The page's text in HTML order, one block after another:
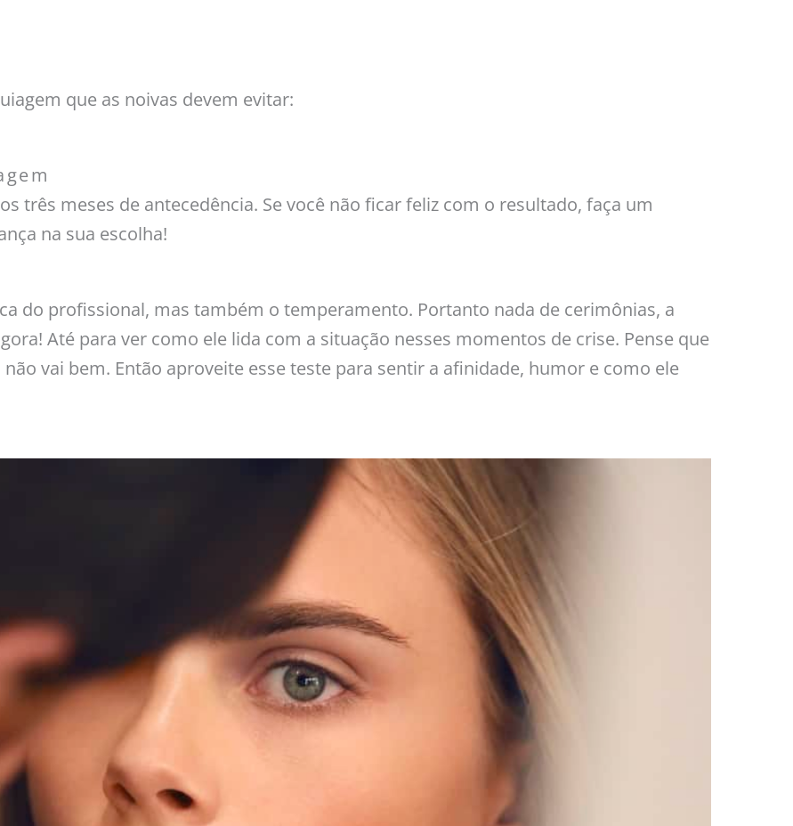
que as noivas devem evitar:
três meses de antecedência. Se você não ficar feliz com o resultado, faça um
na sua escolha!
do profissional, mas também o temperamento. Portanto nada de cerimônias, a
Até para ver como ele lida com a situação nesses momentos de crise. Pense que
vai bem. Então aproveite esse teste para sentir a afinidade, humor e como ele